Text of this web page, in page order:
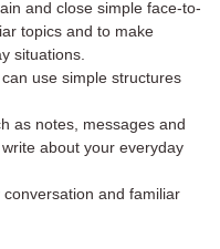
and close simple face-to-
topics and to make
situations.
use simple structures
as notes, messages and
about your everyday
and familiar